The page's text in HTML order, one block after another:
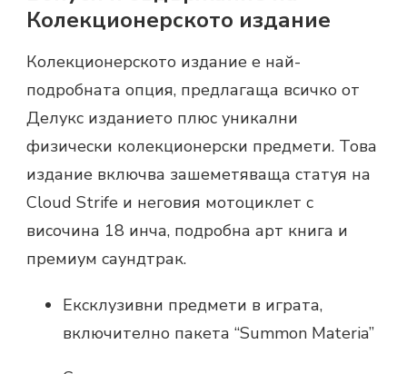
Колекционерското издание
Колекционерското издание е най-
подробната опция, предлагаща всичко от
Делукс изданието плюс уникални
физически колекционерски предмети. Това
издание включва зашеметяваща статуя на
Cloud Strife и неговия мотоциклет с
височина 18 инча, подробна арт книга и
премиум саундтрак.
Ексклузивни предмети в играта,
включително пакета “Summon Materia”